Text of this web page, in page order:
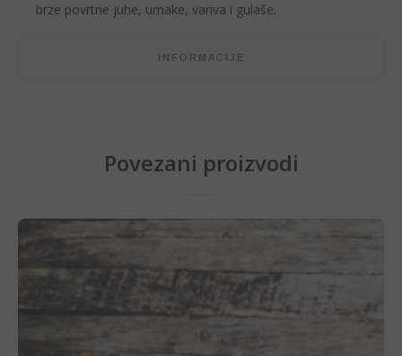
brze povrtne juhe, umake, variva i gulaše.
INFORMACIJE
Povezani proizvodi